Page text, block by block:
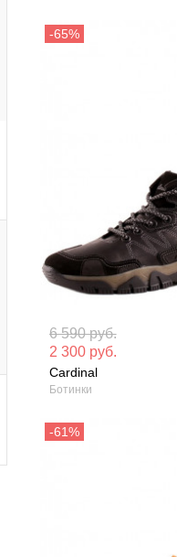
6 590 руб.
2 300 руб.
Cardinal
Ботинки
Материал
кожа
Сезон: Зима